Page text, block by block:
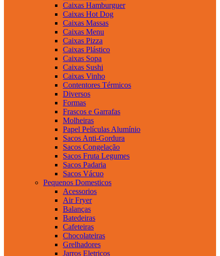
Caixas Hamburguer
Caixas Hot Dog
Caixas Massas
Caixas Menu
Caixas Pizza
Caixas Plástico
Caixas Sopa
Caixas Sushi
Caixas Vinho
Contentores Térmicos
Diversos
Formas
Frascos e Garrafas
Molheiras
Papel Películas Alumínio
Sacos Anti-Gordura
Sacos Congelação
Sacos Fruta Legumes
Sacos Padaria
Sacos Vácuo
Pequenos Domesticos
Acessorios
Air Fryer
Balanças
Batedeiras
Cafeteiras
Chocolateiras
Grelhadores
Jarros Eletricos